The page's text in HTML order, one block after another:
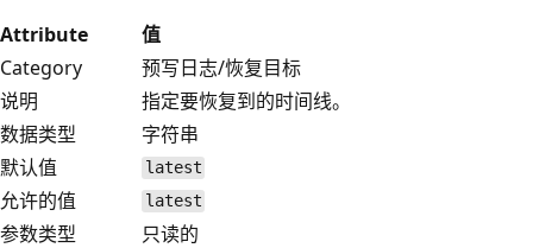
Attribute
值
Category
预写日志/恢复目标
说明
指定要恢复到的时间线。
数据类型
字符串
默认值
latest
允许的值 latest
参数类型
只读的